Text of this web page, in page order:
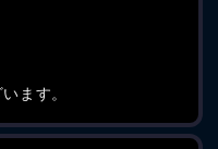
ます。